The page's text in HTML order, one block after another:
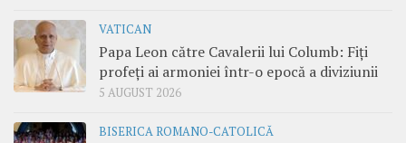
VATICAN
Papa Leon către Cavalerii lui Columb: Fiți
profeți ai armoniei într-o epocă a diviziunii
5 AUGUST 2026
BISERICA ROMANO-CATOLICĂ